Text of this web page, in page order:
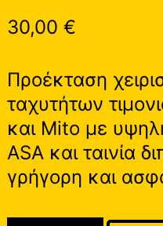
30,00 €
Προέκταση
ταχυτήτων
και Mito με
ASA και ταινία
γρήγορη και